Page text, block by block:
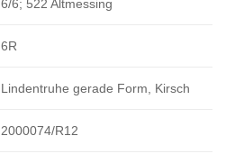
6/6; 522 Altmessing
6R
Lindentruhe gerade Form, Kirsch
2000074/R12